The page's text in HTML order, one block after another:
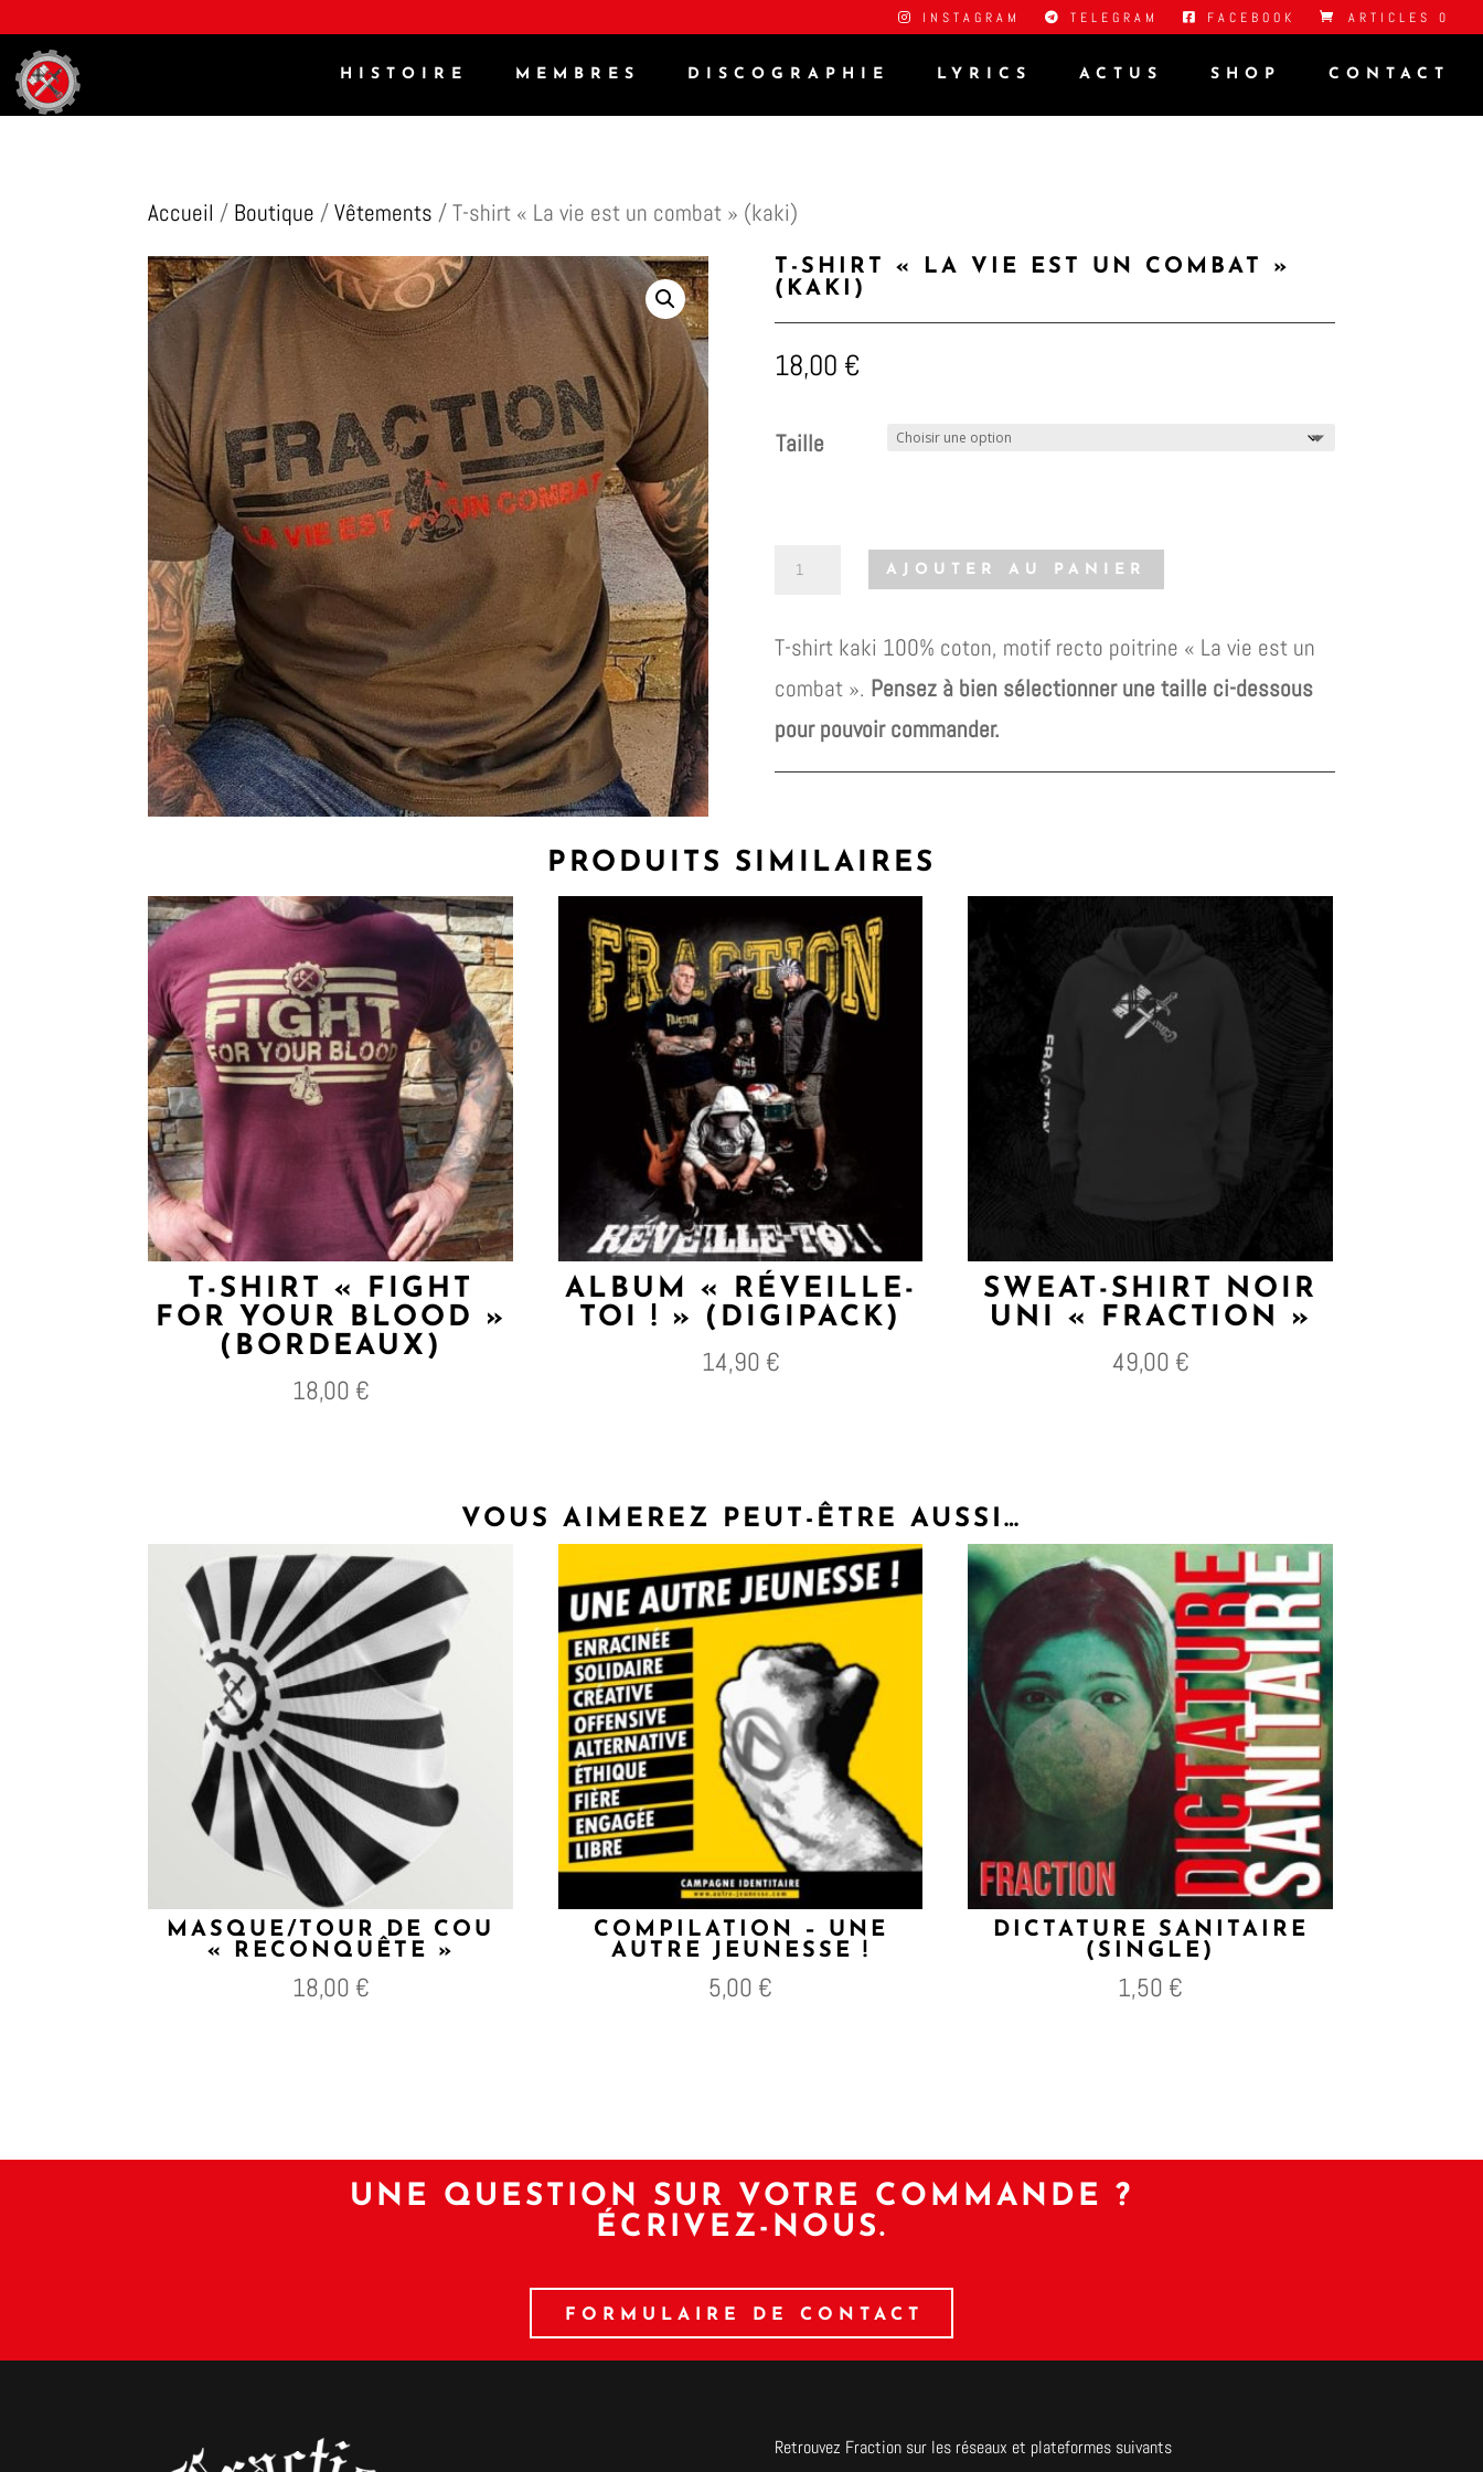
INSTAGRAM TELEGRAM FACEBOOK ARTICLES 0
HISTOIRE MEMBRES DISCOGRAPHIE LYRICS ACTUS SHOP CONTACT
Accueil / Boutique /Vêtements / T-shirt « La vie est un combat » (kaki)
T-SHIRT « LA VIE EST UN COMBAT »
(KAKI)
18,00 €
Taille
quantité
T-
shirt
"La
vie
un
combat"
(kaki)
AJOUTER AU PANIER
T-shirt kaki 100% coton, motif recto poitrine « La vie est un
combat ». Pensez à bien sélectionner une taille ci-dessous
pour pouvoir commander.
PRODUITS SIMILAIRES
T-SHIRT « FIGHT
FOR YOUR BLOOD »
(BORDEAUX)
18,00 €
ALBUM « RÉVEILLE-
TOI ! » (DIGIPACK)
14,90 €
SWEAT-SHIRT NOIR
UNI « FRACTION »
49,00 €
VOUS AIMEREZ PEUT-ÊTRE AUSSI…
MASQUE/TOUR DE COU
« RECONQUÊTE »
18,00 €
COMPILATION – UNE
AUTRE JEUNESSE !
5,00 €
DICTATURE SANITAIRE
(SINGLE)
1,50 €
UNE QUESTION SUR VOTRE COMMANDE ?
ÉCRIVEZ-NOUS.
FORMULAIRE DE CONTACT
Retrouvez Fraction sur les réseaux et plateformes suivants